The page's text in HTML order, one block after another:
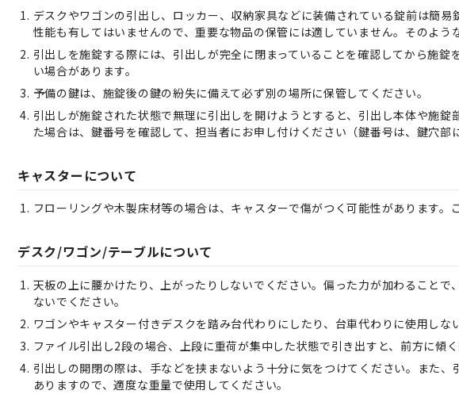
デスクやワゴンの引出し、ロッカー、収納家具などに装備されている錠前は簡
性能も有してはいませんので、重要な物品の保管には適していません。そのよう
引出しを施錠する際には、引出しが完全に閉まっていることを確認してから施
い場合があります。
予備の鍵は、施錠後の鍵の紛失に備えて必ず別の場所に保管してください。
引出しが施錠された状態で無理に引出しを開けようとすると、引出し本体や施
た場合は、鍵番号を確認して、担当者にお申し付けください（鍵番号は、鍵穴部
キャスターについて
フローリングや木製床材等の場合は、キャスターで傷がつく可能性があります。
デスク/ワゴン/テーブルについて
天板の上に腰かけたり、上がったりしないでください。偏った力が加わること
ないでください。
ワゴンやキャスター付きデスクを踏み台代わりにしたり、台車代わりに使用しな
ファイル引出し2段の場合、上段に重荷が集中した状態で引き出すと、前方に傾く
引出しの開閉の際は、手などを挟まないよう十分に気をつけてください。また
ありますので、適度な重量で使用してください。